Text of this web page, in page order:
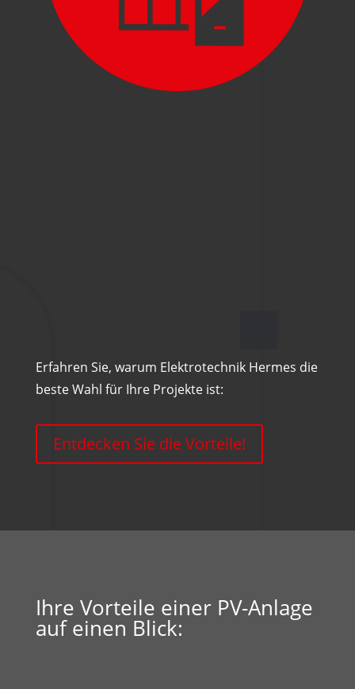
Erfahren Sie, warum Elektrotechnik Hermes die
beste Wahl für Ihre Projekte ist:
Entdecken Sie die Vorteile!
Ihre Vorteile einer PV-Anlage
auf einen Blick: